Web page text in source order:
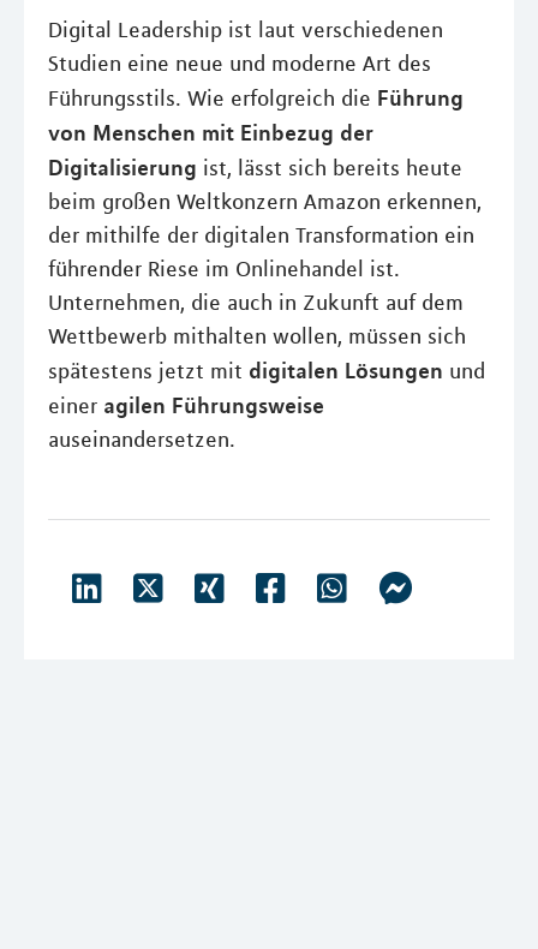
Digital Leadership ist laut verschiedenen
Studien eine neue und moderne Art des
Führungsstils. Wie erfolgreich die Führung
von Menschen mit Einbezug der
Digitalisierung ist, lässt sich bereits heute
beim großen Weltkonzern Amazon erkennen,
der mithilfe der digitalen Transformation ein
führender Riese im Onlinehandel ist.
Unternehmen, die auch in Zukunft auf dem
Wettbewerb mithalten wollen, müssen sich
spätestens jetzt mit digitalen Lösungen und
einer agilen Führungsweise
auseinandersetzen.